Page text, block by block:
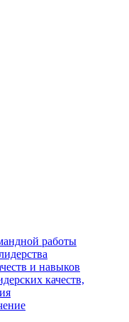
работы
и навыков
качеств,